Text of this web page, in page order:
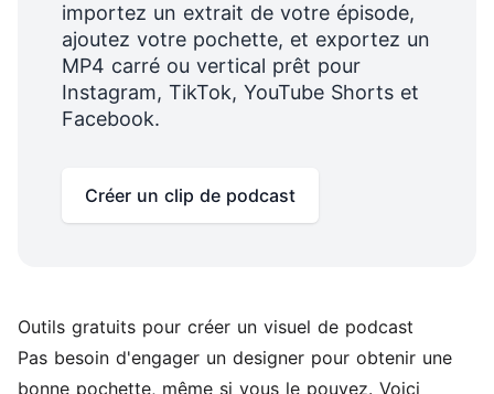
importez un extrait de votre épisode,
ajoutez votre pochette, et exportez un
MP4 carré ou vertical prêt pour
Instagram, TikTok, YouTube Shorts et
Facebook.
Créer un clip de podcast
Outils gratuits pour créer un visuel de podcast
Pas besoin d'engager un designer pour obtenir une
bonne pochette, même si vous le pouvez. Voici